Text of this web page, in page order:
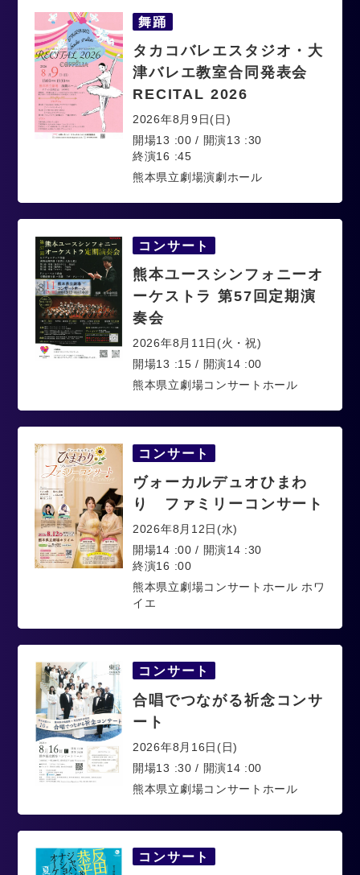
舞踊
タカコバレエスタジオ・大
津バレエ教室合同発表会
RECITAL 2026
2026年8月9日(日)
開場13 :00 / 開演13 :30
終演16 :45
熊本県立劇場演劇ホール
コンサート
熊本ユースシンフォニーオ
ーケストラ 第57回定期演
奏会
2026年8月11日(火・祝)
開場13 :15 / 開演14 :00
熊本県立劇場コンサートホール
コンサート
ヴォーカルデュオひまわ
り ファミリーコンサート
2026年8月12日(水)
開場14 :00 / 開演14 :30
終演16 :00
熊本県立劇場コンサートホール ホワ
イエ
コンサート
合唱でつながる祈念コンサ
ート
2026年8月16日(日)
開場13 :30 / 開演14 :00
熊本県立劇場コンサートホール
コンサート